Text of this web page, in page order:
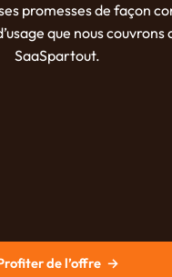
promesses de façon
que nous couvrons
SaaSpartout.
de l’offre →